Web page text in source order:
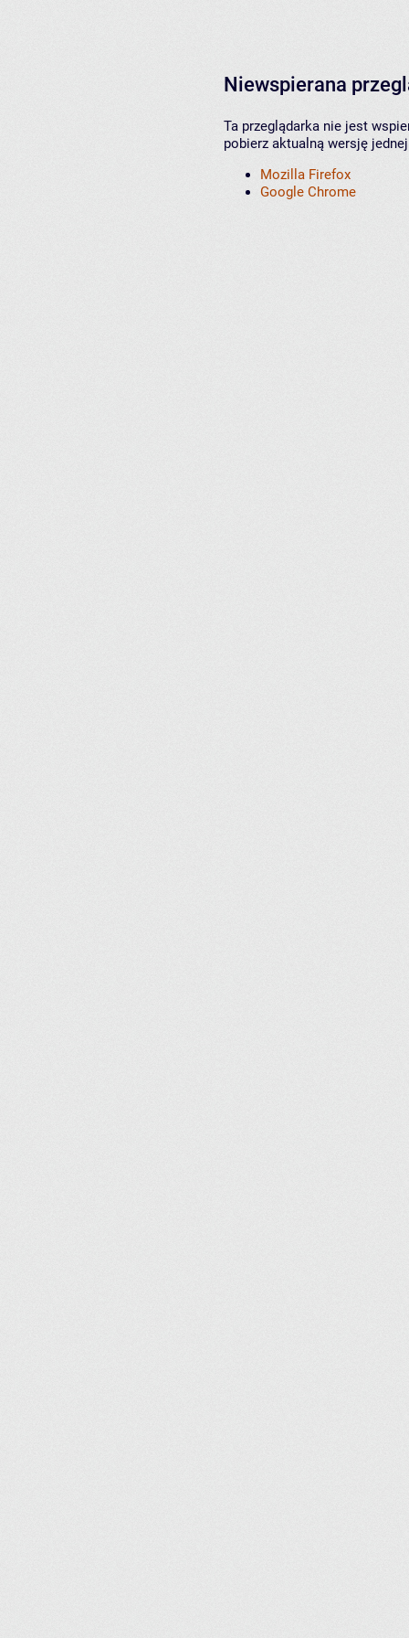
Niewspierana
Ta przeglądarka nie jest
pobierz aktualną wersję
Mozilla Firefox
Google Chrome